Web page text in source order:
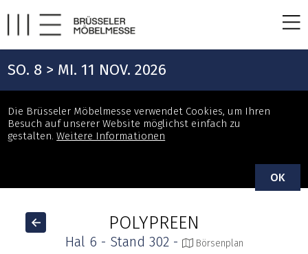
SO. 8 > MI. 11 NOV. 2026
Die Brüsseler Möbelmesse verwendet Cookies, um Ihren
Besuch auf unserer Website möglichst einfach zu
gestalten.Weitere Informationen
OK
POLYPREEN
Hal 6 - Stand 302 - Börsenplan